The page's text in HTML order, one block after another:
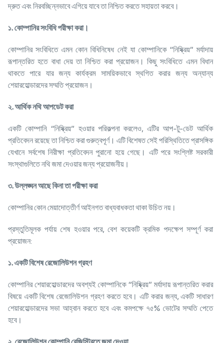
দ্রুত এবং নিরবচ্ছিন্নভাবে এগিয়ে যাবে তা নিশ্চিত করতে সহায়তা করবে।
১. কোম্পানির সংবিধি পরীক্ষা করা।
কোম্পানির সংবিধিতে এমন কোন বিধিনিষেধ নেই যা কোম্পানিকে “নিষ্ক্রিয়” মর্যাদায়
রূপান্তরিত হতে বাধা দেয় তা নিশ্চিত করা প্রয়োজন। কিছু সংবিধিতে এমন বিধান
থাকতে পারে যার জন্য কার্যক্রম সাময়িকভাবে স্থগিত করার জন্য অন্যান্য
শেয়ারহোল্ডারদের সম্মতি প্রয়োজন।
২. আর্থিক নথি আপডেট করা
একটি কোম্পানি “নিষ্ক্রিয়” হওয়ার পরিকল্পনা করলেও, এটির আপ-টু-ডেট আর্থিক
প্রতিবেদন রয়েছে তা নিশ্চিত করা গুরুত্বপূর্ণ। এটি বিশেষত সেই পরিস্থিতিতে প্রাসঙ্গিক
যেখানে সর্বশেষ নিরীক্ষা প্রতিবেদন পুরানো হয়ে গেছে। এটি পরে সংশ্লিষ্ট সরকারী
সংস্থাগুলিতে নথি জমা দেওয়ার জন্য প্রয়োজনীয়।
৩. উল্লঙ্ঘন আছে কিনা তা পরীক্ষা করা
কোম্পানির কোন মেয়াদোত্তীর্ণ আইনগত বাধ্যবাধকতা থাকা উচিত নয়।
প্রস্তুতিমূলক পর্যায় শেষ হওয়ার পরে, বেশ কয়েকটি ক্রমিক পদক্ষেপ সম্পূর্ণ করা
প্রয়োজন:
১. একটি বিশেষ রেজোলিউশন গ্রহণ
কোম্পানির শেয়ারহোল্ডারদের অবশ্যই কোম্পানিকে “নিষ্ক্রিয়” মর্যাদায় রূপান্তরিত করার
বিষয়ে একটি বিশেষ রেজোলিউশন গ্রহণ করতে হবে। এটি করার জন্য, একটি সাধারণ
শেয়ারহোল্ডারদের সভা আহ্বান করতে হবে এবং কমপক্ষে ৭৫% ভোটের সম্মতি পেতে
হবে।